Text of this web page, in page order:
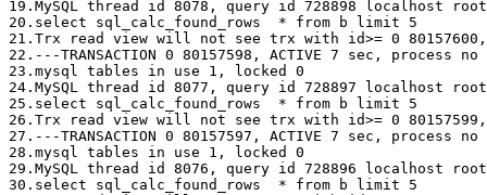
19.MySQL thread id 8078, query id 728898 localhost
20.select sql_calc_found_rows  * from b limit 5
21.Trx read view will not see trx with id>= 0 80157600,
22.---TRANSACTION 0 80157598, ACTIVE 7 sec,
23.mysql tables in use 1, locked 0
24.MySQL thread id 8077, query id 728897 localhost
25.select sql_calc_found_rows  * from b limit 5
26.Trx read view will not see trx with id>= 0 80157599,
27.---TRANSACTION 0 80157597, ACTIVE 7 sec,
28.mysql tables in use 1, locked 0
29.MySQL thread id 8076, query id 728896 localhost
30.select sql_calc_found_rows  * from b limit 5